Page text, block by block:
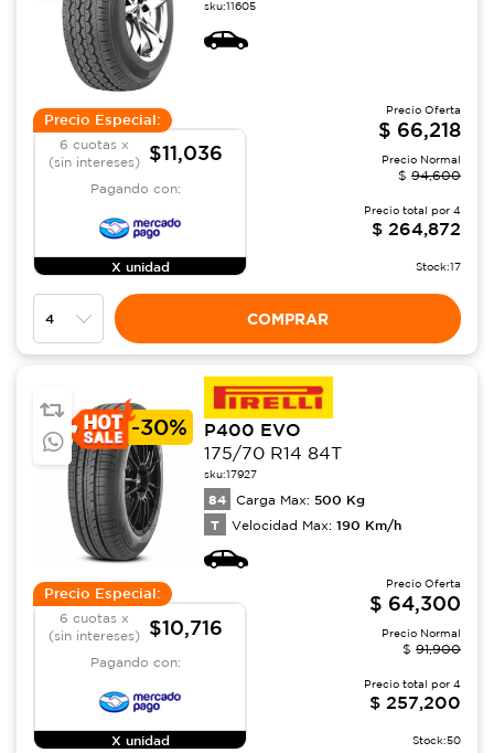
sku:11605
Precio Especial:
6 cuotas x
(sin intereses)
$11,036
Pagando con:
X unidad
Precio Oferta
$ 66,218
Precio Normal
$ 94,600
Precio total por 4
$ 264,872
Stock:17
COMPRAR
-30%
P400 EVO
175/70 R14 84T
sku:17927
84 Carga Max: 500 Kg
T Velocidad Max: 190 Km/h
Precio Especial:
6 cuotas x
(sin intereses)
$10,716
Pagando con:
X unidad
Precio Oferta
$ 64,300
Precio Normal
$ 91,900
Precio total por 4
$ 257,200
Stock:50